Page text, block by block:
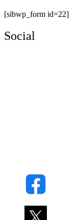
[sibwp_form id=22]
Social